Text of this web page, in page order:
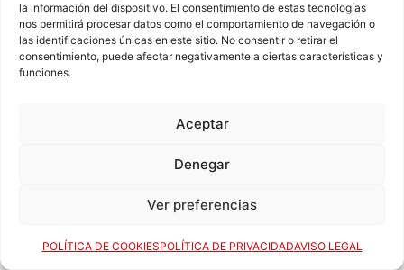
la información del dispositivo. El consentimiento de estas tecnologías
nos permitirá procesar datos como el comportamiento de navegación o
las identificaciones únicas en este sitio. No consentir o retirar el
consentimiento, puede afectar negativamente a ciertas características y
funciones.
Aceptar
Denegar
Ver preferencias
POLÍTICA DE COOKIESPOLÍTICA DE PRIVACIDADAVISO LEGAL
TEMPORADA 2003-04
TEMPORADA 2003-04